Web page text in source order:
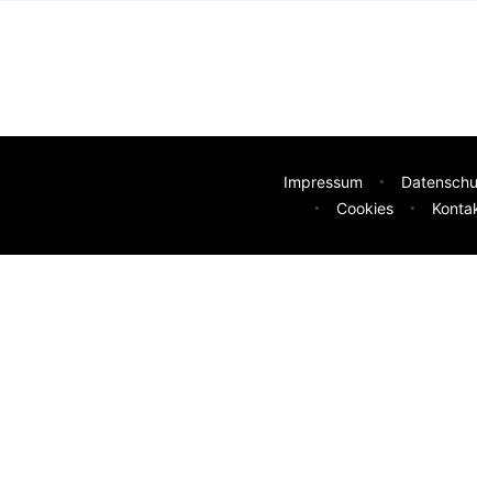
Impressum
Cookies